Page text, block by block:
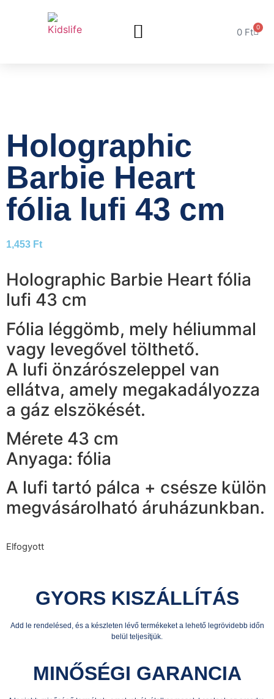
0 Ft 0
Holographic
Barbie Heart
fólia lufi 43 cm
1,453 Ft
Holographic Barbie Heart fólia
lufi 43 cm
Fólia léggömb, mely héliummal
vagy levegővel tölthető.
A lufi önzárószeleppel van
ellátva, amely megakadályozza
a gáz elszökését.
Mérete 43 cm
Anyaga: fólia
A lufi tartó pálca + csésze külön
megvásárolható áruházunkban.
Elfogyott
GYORS KISZÁLLÍTÁS
Add le rendelésed, és a készleten lévő termékeket a lehető legrövidebb időn
belül teljesítjük.
MINŐSÉGI GARANCIA